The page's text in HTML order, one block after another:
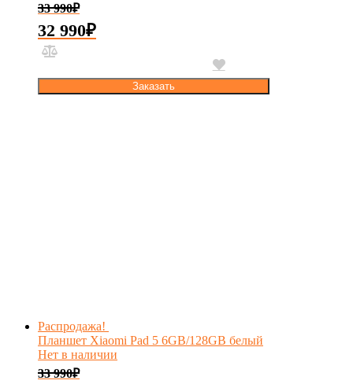
33 990₽
32 990₽
Заказать
Распродажа!
Планшет Xiaomi Pad 5 6GB/128GB белый
Нет в наличии
33 990₽